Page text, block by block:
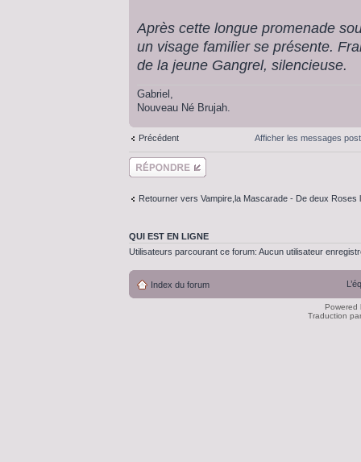
Après cette longue promenade
un visage familier se présente.
de la jeune Gangrel, silencieuse.
Gabriel,
Nouveau Né Brujah.
Précédent Afficher les messages
Répondre
Retourner vers Vampire,la Mascarade - De deux Roses
QUI EST EN LIGNE
Utilisateurs parcourant ce forum: Aucun utilisateur
Index du forum
Traduction